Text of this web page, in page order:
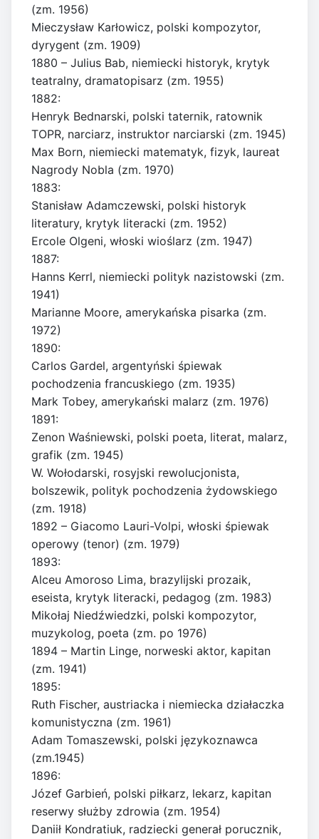
(zm. 1956)
Mieczysław Karłowicz, polski kompozytor,
dyrygent (zm. 1909)
1880 – Julius Bab, niemiecki historyk, krytyk
teatralny, dramatopisarz (zm. 1955)
1882:
Henryk Bednarski, polski taternik, ratownik
TOPR, narciarz, instruktor narciarski (zm. 1945)
Max Born, niemiecki matematyk, fizyk, laureat
Nagrody Nobla (zm. 1970)
1883:
Stanisław Adamczewski, polski historyk
literatury, krytyk literacki (zm. 1952)
Ercole Olgeni, włoski wioślarz (zm. 1947)
1887:
Hanns Kerrl, niemiecki polityk nazistowski (zm.
1941)
Marianne Moore, amerykańska pisarka (zm.
1972)
1890:
Carlos Gardel, argentyński śpiewak
pochodzenia francuskiego (zm. 1935)
Mark Tobey, amerykański malarz (zm. 1976)
1891:
Zenon Waśniewski, polski poeta, literat, malarz,
grafik (zm. 1945)
W. Wołodarski, rosyjski rewolucjonista,
bolszewik, polityk pochodzenia żydowskiego
(zm. 1918)
1892 – Giacomo Lauri-Volpi, włoski śpiewak
operowy (tenor) (zm. 1979)
1893:
Alceu Amoroso Lima, brazylijski prozaik,
eseista, krytyk literacki, pedagog (zm. 1983)
Mikołaj Niedźwiedzki, polski kompozytor,
muzykolog, poeta (zm. po 1976)
1894 – Martin Linge, norweski aktor, kapitan
(zm. 1941)
1895:
Ruth Fischer, austriacka i niemiecka działaczka
komunistyczna (zm. 1961)
Adam Tomaszewski, polski językoznawca
(zm.1945)
1896:
Józef Garbień, polski piłkarz, lekarz, kapitan
reserwy służby zdrowia (zm. 1954)
Daniił Kondratiuk, radziecki generał porucznik,